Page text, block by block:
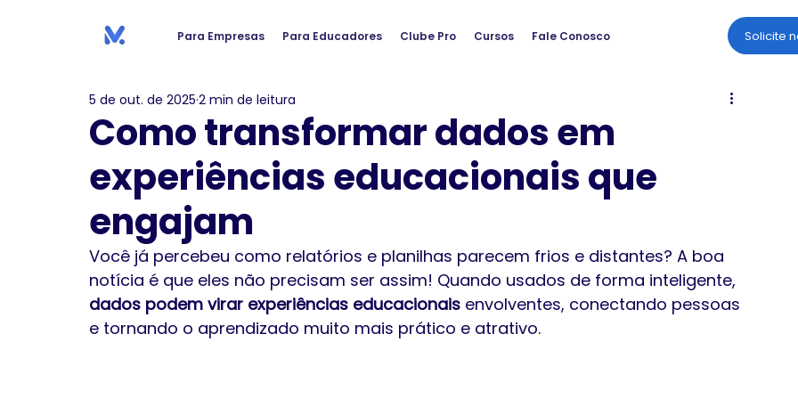
Para Empresas Para Educadores Clube Pro Cursos Fale Conosco Solicite
Como transformar dados em
experiências educacionais que
engajam
5 de out. de 2025 2 min de leitura
Você já percebeu como relatórios e planilhas parecem frios e distantes? A boa
notícia é que eles não precisam ser assim! Quando usados de forma inteligente,
dados podem virar experiências educacionais envolventes, conectando pessoas
e tornando o aprendizado muito mais prático e atrativo.